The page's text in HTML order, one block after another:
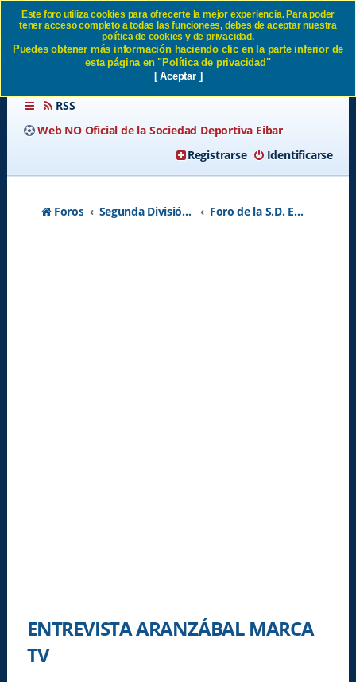
ENTREVISTA ARANZÁBAL
MARCA TV SD Eibar
RSS
Web NO Oficial de la Sociedad Deportiva Eibar
Identificarse
Registrarse
Foros Segunda División A - Temporada 2026-2027 Foro de la S.D. Eibar
ENTREVISTA ARANZÁBAL MARCA
TV
Este foro utiliza cookies para ofrecerte la mejor experiencia. Para poder
tener acceso completo a todas las funcionees, debes de aceptar nuestra
política de cookies y de privacidad.
Puedes obtener más información haciendo clic en la parte inferior de
esta página en "Política de privacidad"
[ Aceptar ]